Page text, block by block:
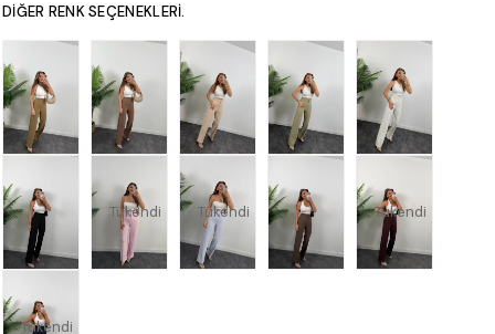
DIĞER RENK SEÇENEKLERI.
Tükendi Tükendi Tükendi
Tükendi